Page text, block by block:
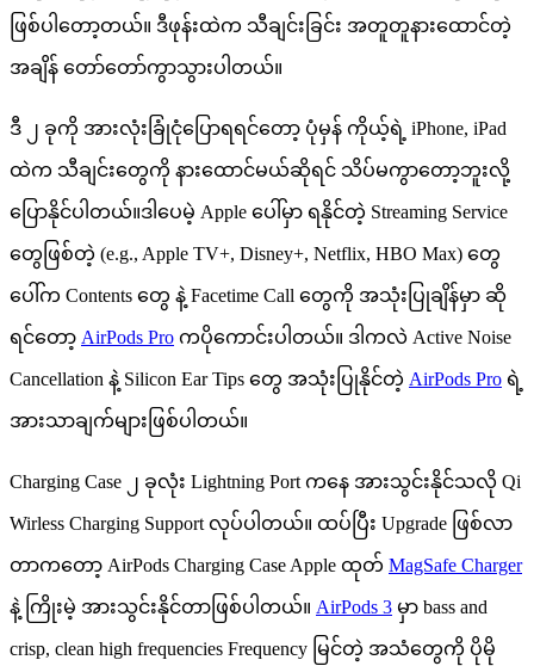
ဖြစ်ပါတော့တယ်။ ဒီဖုန်းထဲက သီချင်းခြင်း အတူတူနားထောင်တဲ့
အချိန် တော်တော်ကွာသွားပါတယ်။
ဒီ ၂ ခုကို အားလုံးခြုံငုံပြောရရင်တော့ ပုံမှန် ကိုယ့်ရဲ့ iPhone, iPad
ထဲက သီချင်းတွေကို နားထောင်မယ်ဆိုရင် သိပ်မကွာတော့ဘူးလို့
ပြောနိုင်ပါတယ်။ဒါပေမဲ့ Apple ပေါ်မှာ ရနိုင်တဲ့ Streaming Service
တွေဖြစ်တဲ့ (e.g., Apple TV+, Disney+, Netflix, HBO Max) တွေ
ပေါ်က Contents တွေ နဲ့ Facetime Call တွေကို အသုံးပြုချိန်မှာ ဆို
ရင်တော့ AirPods Pro ကပိုကောင်းပါတယ်။ ဒါကလဲ Active Noise
Cancellation နဲ့ Silicon Ear Tips တွေ အသုံးပြုနိုင်တဲ့ AirPods Pro ရဲ့
အားသာချက်များဖြစ်ပါတယ်။
Charging Case ၂ ခုလုံး Lightning Port ကနေ အားသွင်းနိုင်သလို Qi
Wirless Charging Support လုပ်ပါတယ်။ ထပ်ပြီး Upgrade ဖြစ်လာ
တာကတော့ AirPods Charging Case Apple ထုတ် MagSafe Charger
နဲ့ ကြိုးမဲ့ အားသွင်းနိုင်တာဖြစ်ပါတယ်။ AirPods 3 မှာ bass and
crisp, clean high frequencies Frequency မြင်တဲ့ အသံတွေကို ပိုမို